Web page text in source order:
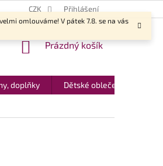
omlouváme! V pátek 7.8. se na vás
CZK Přihlášení
NÁKUPNÍ
Prázdný košík
doplňky Dětské oblečení